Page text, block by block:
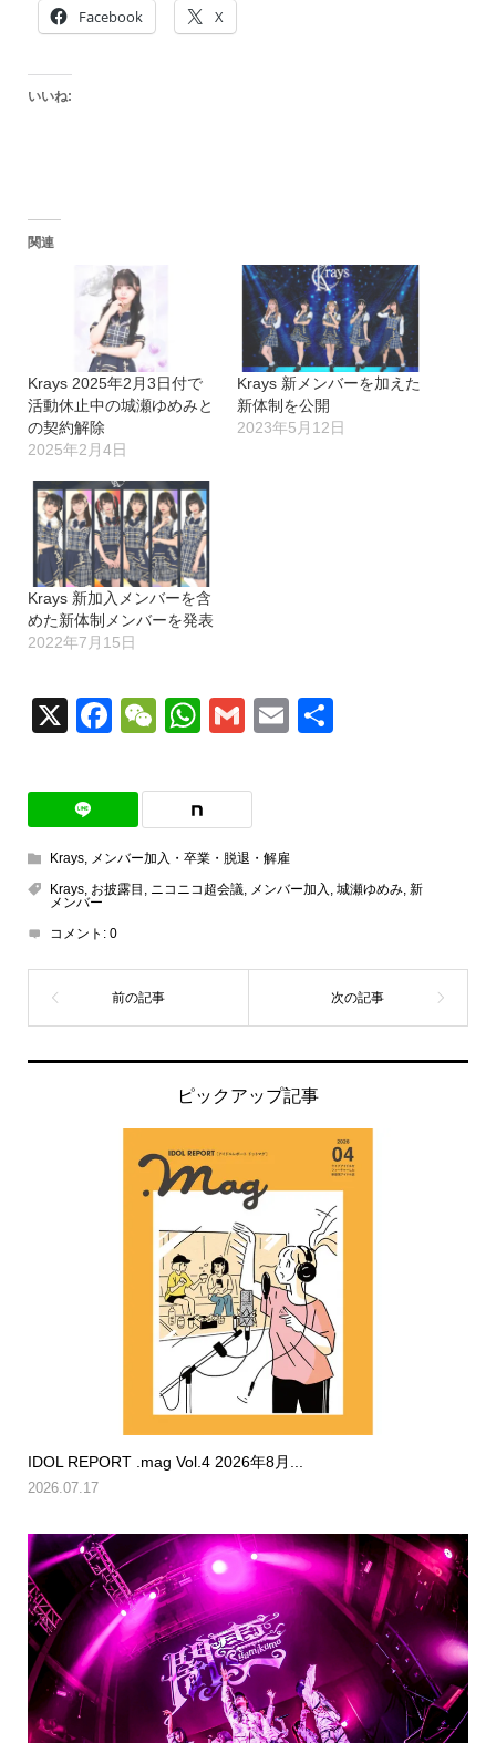
Facebook X
いいね:
関連
Krays 2025年2月3日付で
活動休止中の城瀬ゆめみと
の契約解除
2025年2月4日
Krays 新メンバーを加えた
新体制を公開
2023年5月12日
Krays 新加入メンバーを含
めた新体制メンバーを発表
2022年7月15日
X Facebook
WeChat
WhatsApp
GmailEmail
Krays, メンバー加入・卒業・脱退・解雇
Krays, お披露目 , ニコニコ超会議, メンバー加入 , 城瀬ゆめみ, 新
メンバー
コメント: 0
ピックアップ記事
IDOL REPORT .mag Vol.4 2026年8月...
2026.07.17